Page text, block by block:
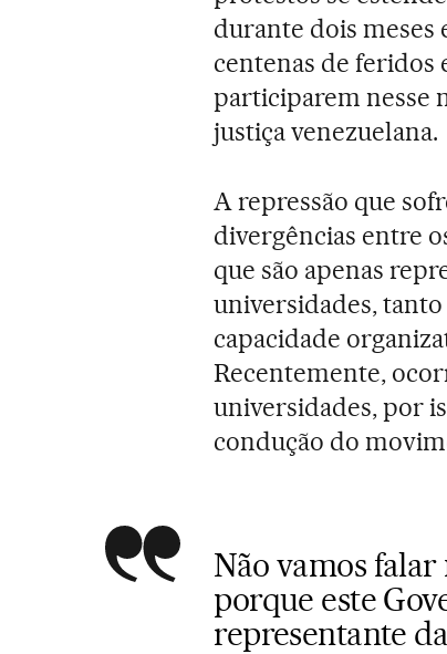
durante dois meses
centenas de feridos
participarem nesse
justiça venezuelana.
A repressão que
divergências entre
que são apenas
universidades,
capacidade
Recentemente,
universidades, por
condução do
Não vamos
porque este
representante